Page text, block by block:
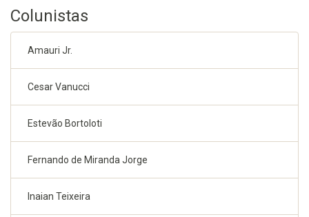
Colunistas
Amauri Jr.
Cesar Vanucci
Estevão Bortoloti
Fernando de Miranda Jorge
Inaian Teixeira